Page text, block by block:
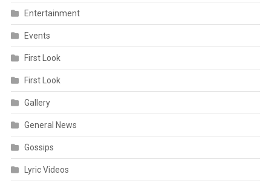
Entertainment
Events
First Look
First Look
Gallery
General News
Gossips
Lyric Videos